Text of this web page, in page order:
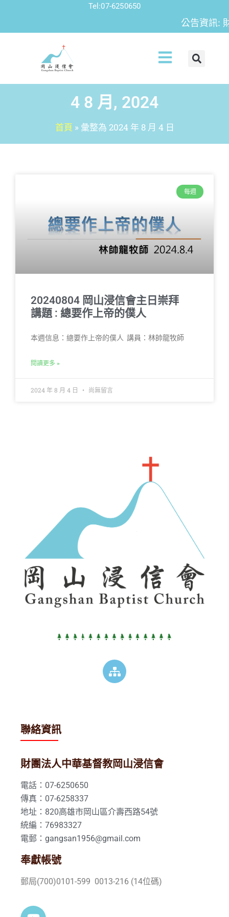
Tel:07-6250650
公告資訊:
4 8 月, 2024
首頁 » 彙整為 2024 年 8 月 4 日
每週
20240804 岡山浸信會主日崇拜
講題 : 總要作上帝的僕人
本週信息：總要作上帝的僕人 講員：林帥龍牧師
閱讀更多 »
2024 年 8 月 4 日 尚無留言
聯絡資訊
財團法人中華基督教岡山浸信會
電話：07-6250650
傳真：07-6258337
地址：820高雄市岡山區介壽西路54號
統編：76983327
電郵：gangsan1956@gmail.com
奉獻帳號
郵局(700)0101-599 0013-216 (14位碼)